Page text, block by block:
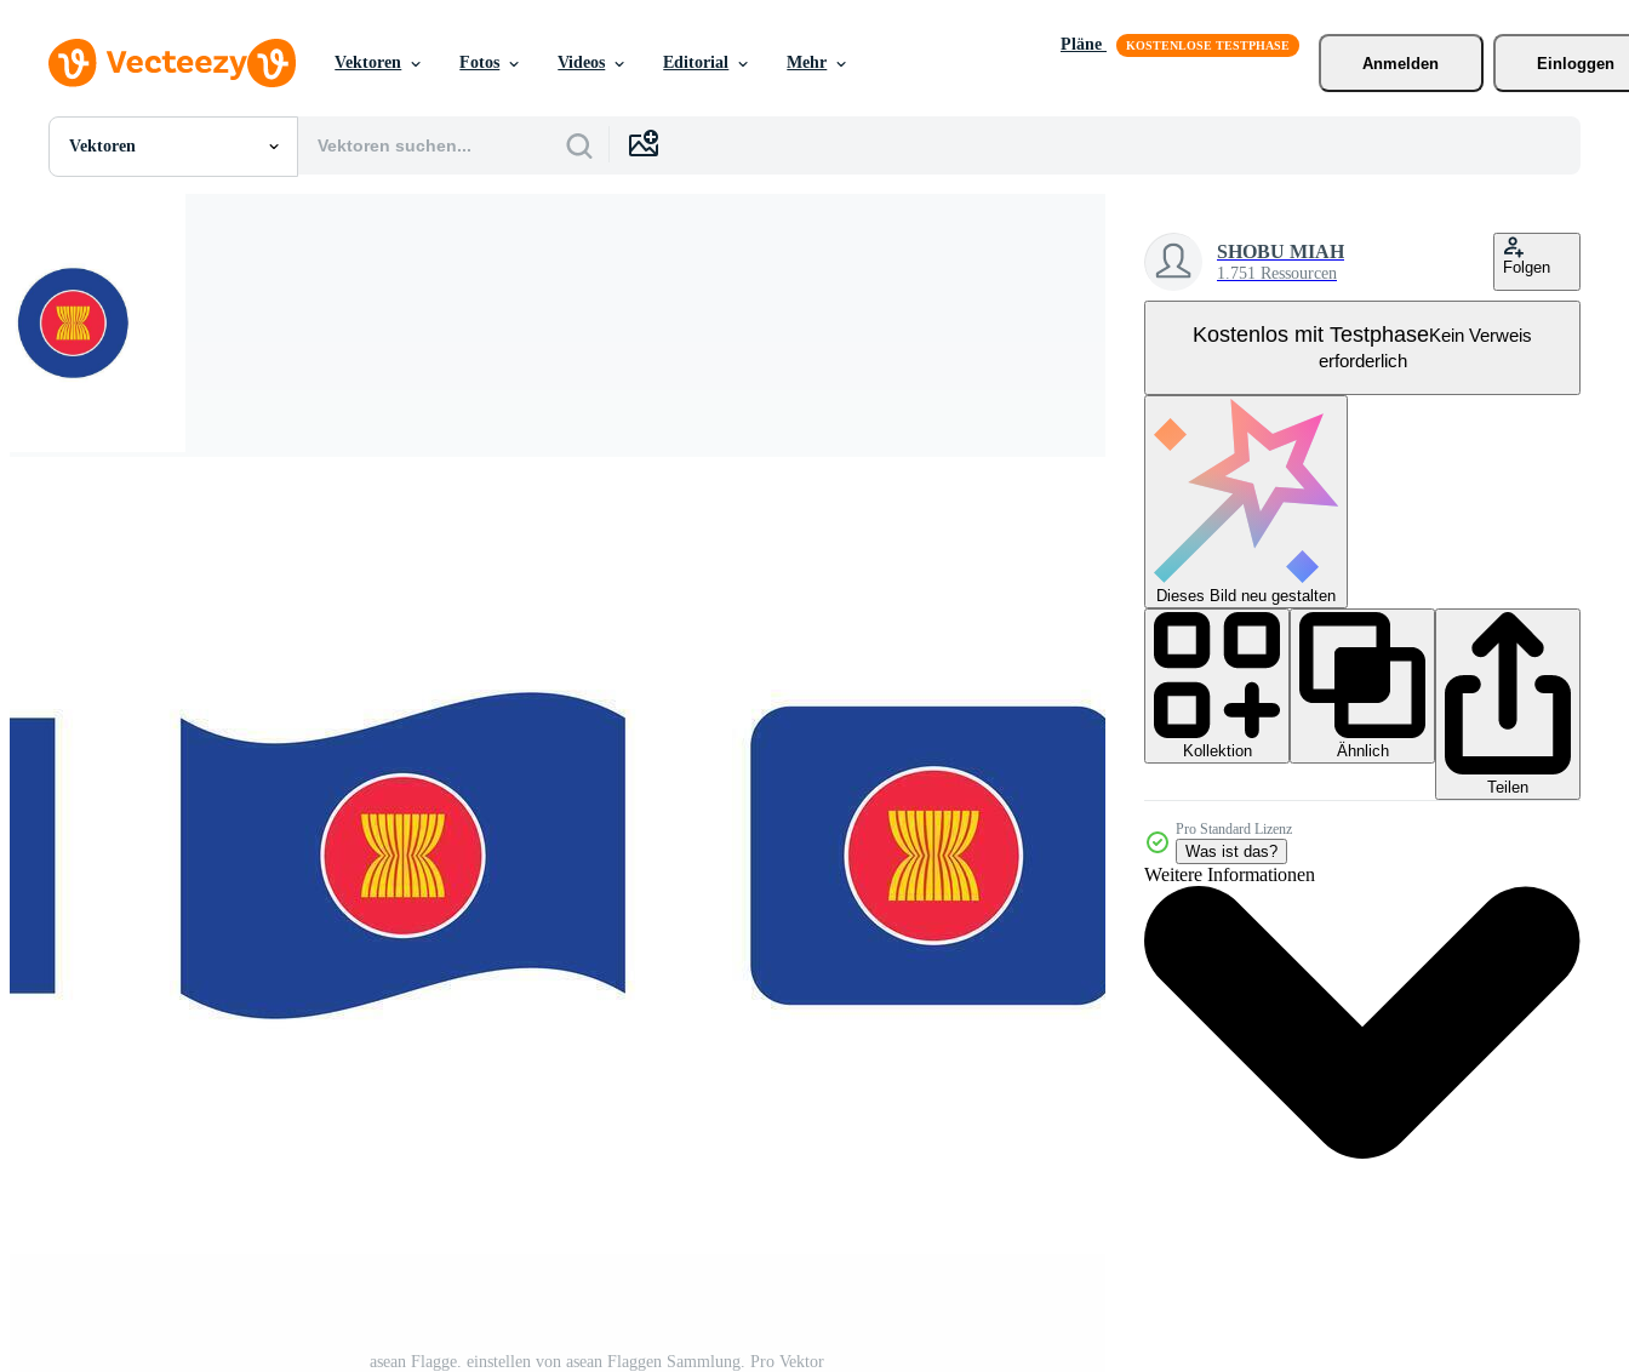
Vektoren Fotos Videos Editorial Mehr
Pläne
Anmelden
Einloggen
Vektoren
Alle Bilder
SVGs
Vorlagen
Vektoren
Videos
Motion Graphics
asean Flagge. einstellen von asean Flaggen Sammlung. Pro Vektor
SHOBU MIAH
1.751 Ressourcen Folgen
Kostenlos mit TestphaseKein Verweis
erforderlich
Dieses Bild neu gestalten
Kollektion
Ähnlich
Teilen
Pro Standard Lizenz
Was ist das?
Weitere Informationen